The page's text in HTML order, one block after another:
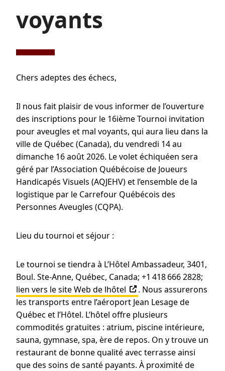
voyants
Chers adeptes des échecs,
Il nous fait plaisir de vous informer de l’ouverture
des inscriptions pour le 16ième Tournoi invitation
pour aveugles et mal voyants, qui aura lieu dans la
ville de Québec (Canada), du vendredi 14 au
dimanche 16 août 2026. Le volet échiquéen sera
géré par l’Association Québécoise de Joueurs
Handicapés Visuels (AQJEHV) et l’ensemble de la
logistique par le Carrefour Québécois des
Personnes Aveugles (CQPA).
Lieu du tournoi et séjour :
Le tournoi se tiendra à L’Hôtel Ambassadeur, 3401,
Boul. Ste-Anne, Québec, Canada; +1 418 666 2828;
lien vers le site Web de lhôtel
. Nous assurerons
les transports entre l’aéroport Jean Lesage de
Québec et l’Hôtel. L’hôtel offre plusieurs
commodités gratuites : atrium, piscine intérieure,
sauna, gymnase, spa, ère de repos. On y trouve un
restaurant de bonne qualité avec terrasse ainsi
que des soins de santé payants. À proximité de